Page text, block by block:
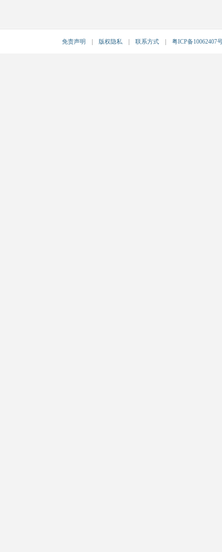
免责声明 版权隐私 联系方式 粤ICP备10062407